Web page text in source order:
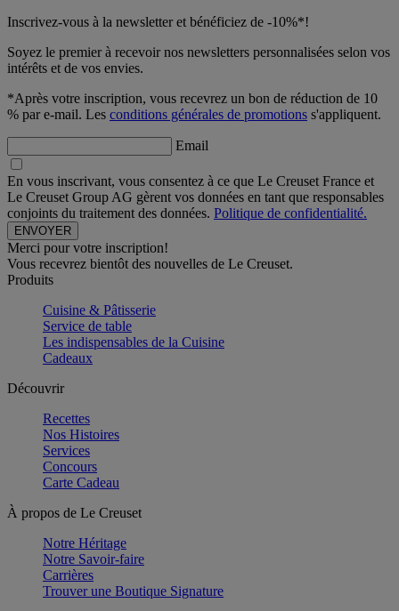
Inscrivez-vous à la newsletter et bénéficiez de -10%*!
Soyez le premier à recevoir nos newsletters personnalisées selon vos
intérêts et de vos envies.
*Après votre inscription, vous recevrez un bon de réduction de 10
% par e-mail. Les conditions générales de promotions s'appliquent.
Email
En vous inscrivant, vous consentez à ce que Le Creuset France et
Le Creuset Group AG gèrent vos données en tant que responsables
conjoints du traitement des données. Politique de confidentialité.
Merci pour votre inscription!
Vous recevrez bientôt des nouvelles de Le Creuset.
Produits
Cuisine & Pâtisserie
Service de table
Les indispensables de la Cuisine
Cadeaux
Découvrir
Recettes
Nos Histoires
Services
Concours
Carte Cadeau
À propos de Le Creuset
Notre Héritage
Notre Savoir-faire
Carrières
Trouver une Boutique Signature